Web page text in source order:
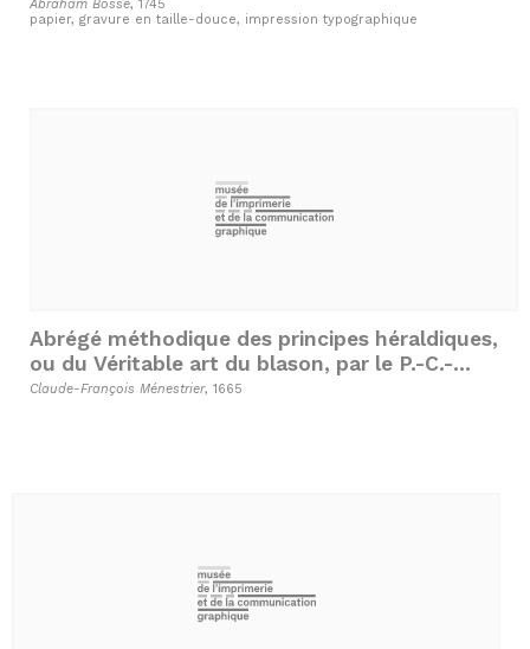
Abraham Bosse, 1745
papier, gravure en taille-douce, impression typographique
Abrégé méthodique des principes héraldiques,
ou du Véritable art du blason, par le P.-C.-
François Ménestrier
Claude-François Ménestrier, 1665